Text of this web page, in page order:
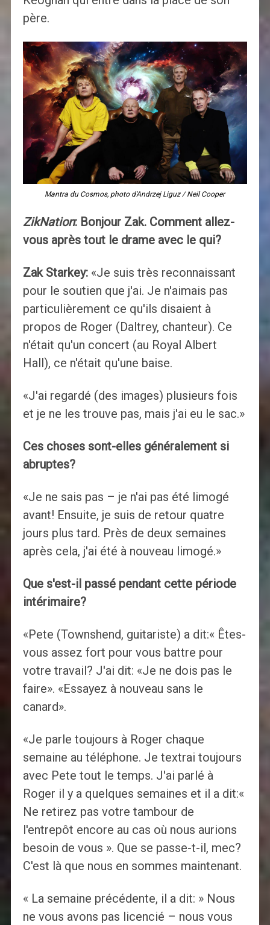
père.
Mantra du Cosmos, photo d'Andrzej Liguz / Neil Cooper
ZikNation: Bonjour Zak. Comment allez-
vous après tout le drame avec le qui?
Zak Starkey:«Je suis très reconnaissant
pour le soutien que j'ai. Je n'aimais pas
particulièrement ce qu'ils disaient à
propos de Roger (Daltrey, chanteur). Ce
n'était qu'un concert (au Royal Albert
Hall), ce n'était qu'une baise.
«J'ai regardé (des images) plusieurs fois
et je ne les trouve pas, mais j'ai eu le sac.»
Ces choses sont-elles généralement si
abruptes?
«Je ne sais pas – je n'ai pas été limogé
avant! Ensuite, je suis de retour quatre
jours plus tard. Près de deux semaines
après cela, j'ai été à nouveau limogé.»
Que s'est-il passé pendant cette période
intérimaire?
«Pete (Townshend, guitariste) a dit:« Êtes-
vous assez fort pour vous battre pour
votre travail? J'ai dit: «Je ne dois pas le
faire». «Essayez à nouveau sans le
canard».
«Je parle toujours à Roger chaque
semaine au téléphone. Je textrai toujours
avec Pete tout le temps. J'ai parlé à
Roger il y a quelques semaines et il a dit:«
Ne retirez pas votre tambour de
l'entrepôt encore au cas où nous aurions
besoin de vous ». Que se passe-t-il, mec?
C'est là que nous en sommes maintenant.
« La semaine précédente, il a dit: » Nous
ne vous avons pas licencié – nous vous